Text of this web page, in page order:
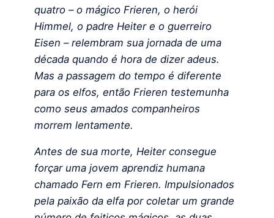
quatro – o mágico Frieren, o herói
Himmel, o padre Heiter e o guerreiro
Eisen – relembram sua jornada de uma
década quando é hora de dizer adeus.
Mas a passagem do tempo é diferente
para os elfos, então Frieren testemunha
como seus amados companheiros
morrem lentamente.
Antes de sua morte, Heiter consegue
forçar uma jovem aprendiz humana
chamado Fern em Frieren. Impulsionados
pela paixão da elfa por coletar um grande